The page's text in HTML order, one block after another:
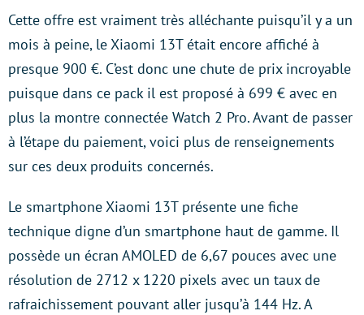
Cette offre est vraiment très alléchante puisqu’il y a un
mois à peine, le Xiaomi 13T était encore affiché à
presque 900 €. C’est donc une chute de prix incroyable
puisque dans ce pack il est proposé à 699 € avec en
plus la montre connectée Watch 2 Pro. Avant de passer
à l’étape du paiement, voici plus de renseignements
sur ces deux produits concernés.
Le smartphone Xiaomi 13T présente une fiche
technique digne d’un smartphone haut de gamme. Il
possède un écran AMOLED de 6,67 pouces avec une
résolution de 2712 x 1220 pixels avec un taux de
rafraichissement pouvant aller jusqu’à 144 Hz. A